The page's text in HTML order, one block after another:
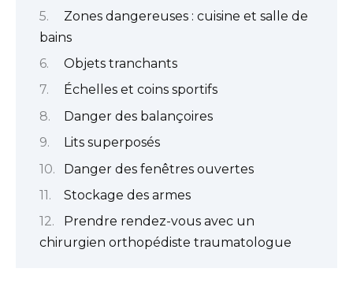
Zones dangereuses : cuisine et salle de
bains
Objets tranchants
Échelles et coins sportifs
Danger des balançoires
Lits superposés
Danger des fenêtres ouvertes
Stockage des armes
Prendre rendez-vous avec un
chirurgien orthopédiste traumatologue